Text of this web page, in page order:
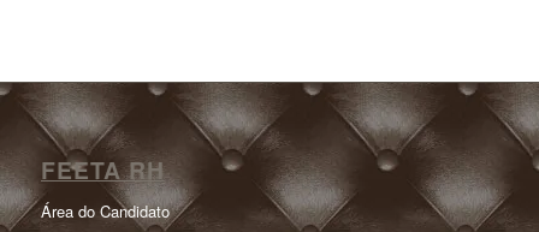
FEETA RH
Área do Candidato